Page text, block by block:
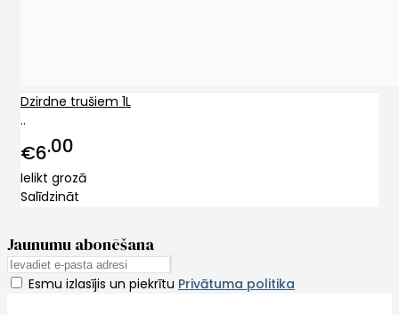
Dzirdne trušiem 1L
..
€6 00
Ielikt grozā
Salīdzināt
Jaunumu abonēšana
Esmu izlasījis un piekrītu Privātuma politika